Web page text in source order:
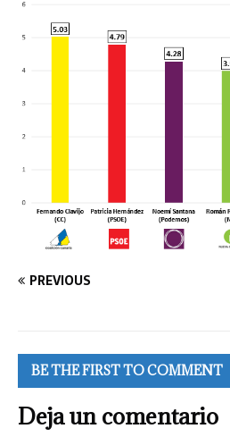
PREVIOUS
BE THE FIRST TO COMMENT
Deja un comentario